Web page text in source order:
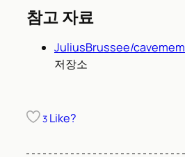
참고 자료
JuliusBrussee/cavemem
저장소
3 Like?